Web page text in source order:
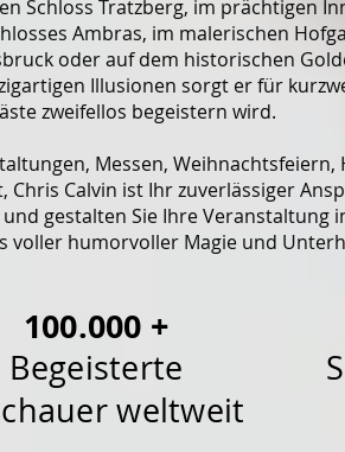
Schloss Tratzberg, im prächtigen
Ambras, im malerischen
oder auf dem historischen
Illusionen sorgt er für
zweifellos begeistern wird.
Messen, Weihnachtsfeiern,
Chris Calvin ist Ihr zuverlässiger
gestalten Sie Ihre Veranstaltung
voller humorvoller Magie und
100.000 +
Begeisterte
weltweit